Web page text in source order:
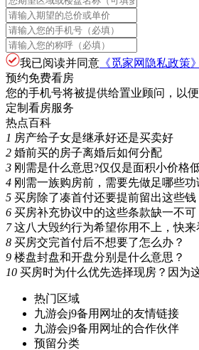
我已阅读并同意 《觅家网隐私政策》
预约免费看房
您的手机号将被提供给置业顾问，以
定制看房服务
热点百科
1 房产给子女是继承好还是买卖好
2 婚前买的房子离婚后如何分配
3 刚需是什么意思?仅仅是面积小价格
4 刚需一族购房前，需要先做足哪些功
5 买房除了凑首付还要提前留出这些钱
6 买房补充协议中的这些条款缺一不可
7 这八大毁约行为希望你用不上，快来
8 买房交完首付后不想要了怎么办？
9 楼盘封盘和开盘分别是什么意思？
10 买房时为什么优先选择现房？因为
热门区域
九游会j9备用网址的友情链接
九游会j9备用网址的合作伙伴
预留分类